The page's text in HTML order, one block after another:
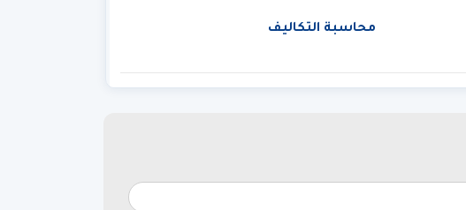
محاسبة التكاليف